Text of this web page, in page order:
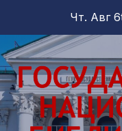
содержимому
Чт. Авг